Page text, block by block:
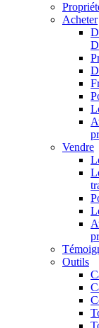
Acheter
Vendre
Outils